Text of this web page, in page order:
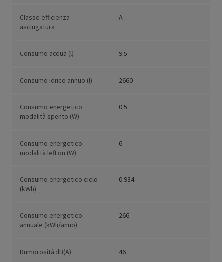
Classe efficienza
asciugatura
A
Consumo acqua (l) 9.5
Consumo idrico annuo (l) 2660
Consumo energetico
modalità spento (W)
0.5
Consumo energetico
modalità left on (W)
6
Consumo energetico ciclo
(kWh)
0.934
Consumo energetico
annuale (kWh/anno)
266
Rumorosità dB(A) 46